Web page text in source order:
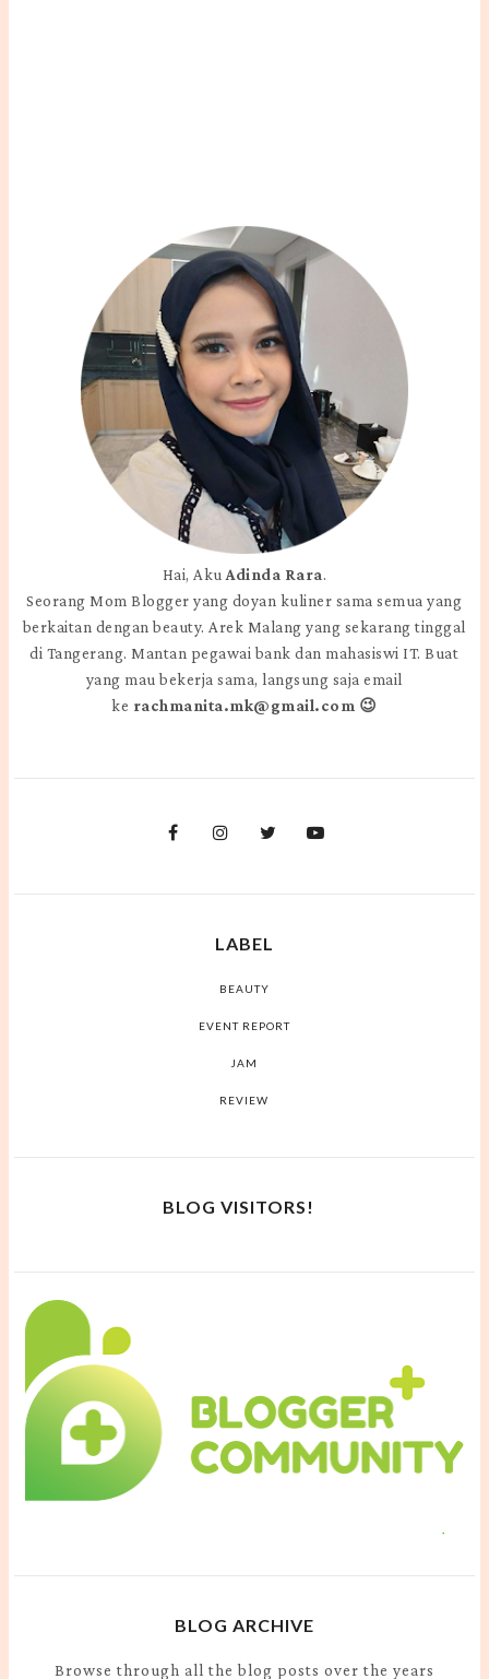
Hai, AkuAdinda Rara.
Seorang Mom Blogger yang doyan kuliner sama semua yang
berkaitan dengan beauty. Arek Malang yang sekarang tinggal
di Tangerang. Mantan pegawai bank dan mahasiswi IT. Buat
yang mau bekerja sama, langsung saja email
ke rachmanita.mk@gmail.com 😉
LABEL
BEAUTY
EVENT REPORT
JAM
REVIEW
BLOG VISITORS!
BLOG ARCHIVE
Browse through all the blog posts over the years